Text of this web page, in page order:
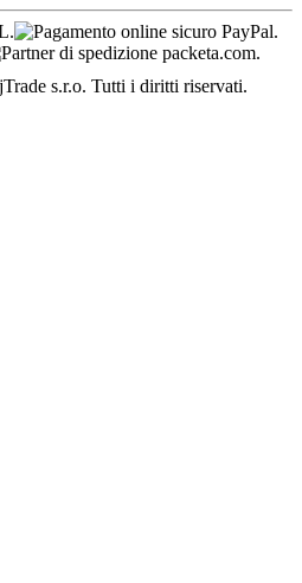
s.r.o. Tutti i diritti riservati.